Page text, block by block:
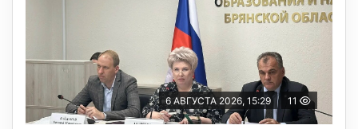
6 АВГУСТА 2026, 15:29 11